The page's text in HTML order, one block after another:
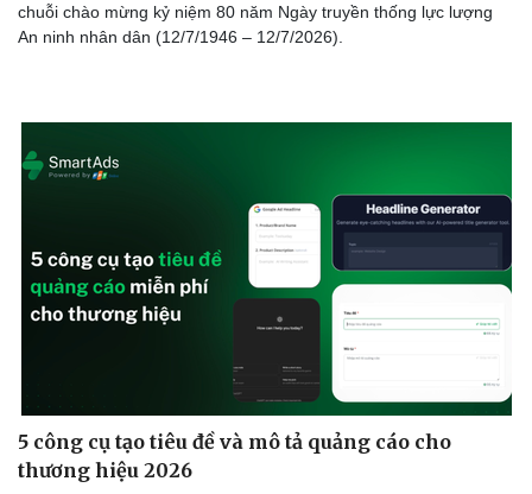
chuỗi chào mừng kỷ niệm 80 năm Ngày truyền thống lực lượng
An ninh nhân dân (12/7/1946 – 12/7/2026).
5 công cụ tạo tiêu đề và mô tả quảng cáo cho
thương hiệu 2026